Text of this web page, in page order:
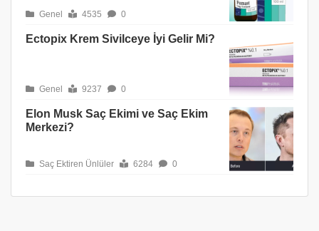
Genel 4535 0
Ectopix Krem Sivilceye İyi Gelir Mi?
Genel 9237 0
Elon Musk Saç Ekimi ve Saç Ekim
Merkezi?
Saç Ektiren Ünlüler 6284 0